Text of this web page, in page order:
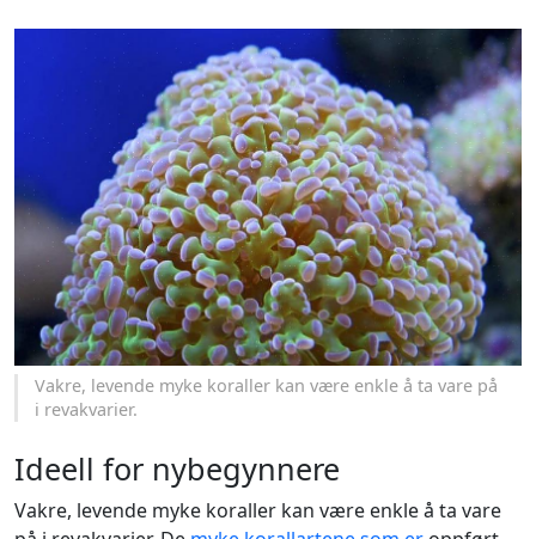
Vakre, levende myke koraller kan være enkle å ta vare på
i revakvarier.
Ideell for nybegynnere
Vakre, levende myke koraller kan være enkle å ta vare